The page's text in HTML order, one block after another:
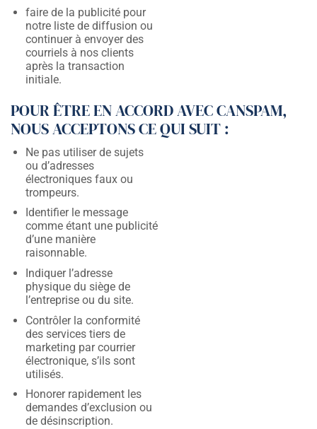
faire de la publicité pour
notre liste de diffusion ou
continuer à envoyer des
courriels à nos clients
après la transaction
initiale.
POUR ÊTRE EN ACCORD AVEC CANSPAM,
NOUS ACCEPTONS CE QUI SUIT :
Ne pas utiliser de sujets
ou d’adresses
électroniques faux ou
trompeurs.
Identifier le message
comme étant une publicité
d’une manière
raisonnable.
Indiquer l’adresse
physique du siège de
l’entreprise ou du site.
Contrôler la conformité
des services tiers de
marketing par courrier
électronique, s’ils sont
utilisés.
Honorer rapidement les
demandes d’exclusion ou
de désinscription.